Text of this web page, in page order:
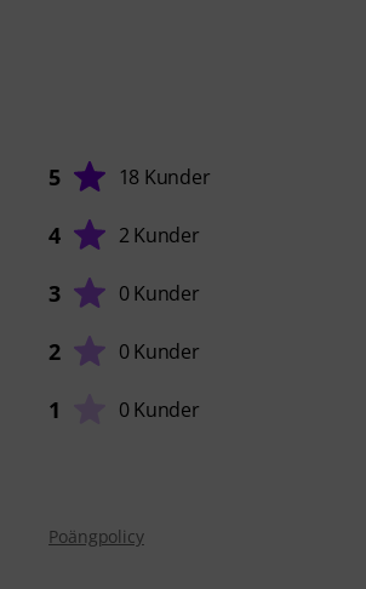
5 18 Kunder
4 2 Kunder
3 0 Kunder
2 0 Kunder
1 0 Kunder
Poängpolicy